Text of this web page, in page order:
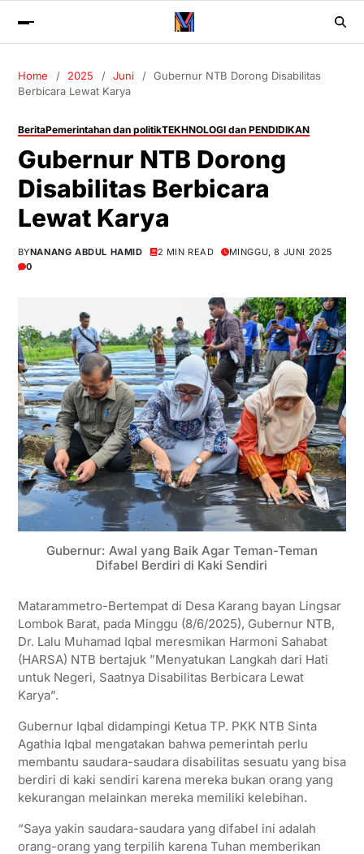
Home 2025 Juni
Gubernur NTB Dorong Disabilitas
Berbicara Lewat Karya
BeritaPemerintahan dan politikTEKHNOLOGI dan PENDIDIKAN
Gubernur NTB Dorong
Disabilitas Berbicara
Lewat Karya
BYNANANG ABDUL HAMID 2 MIN READ
MINGGU, 8 JUNI 2025
0
Gubernur: Awal yang Baik Agar Teman-Teman
Difabel Berdiri di Kaki Sendiri
Matarammetro-Bertempat di Desa Karang bayan Lingsar
Lombok Barat, pada Minggu (8/6/2025), Gubernur NTB,
Dr. Lalu Muhamad Iqbal meresmikan Harmoni Sahabat
(HARSA) NTB bertajuk ”Menyatukan Langkah dari Hati
untuk Negeri, Saatnya Disabilitas Berbicara Lewat
Karya”.
Gubernur Iqbal didampingi Ketua TP. PKK NTB Sinta
Agathia Iqbal mengatakan bahwa pemerintah perlu
membantu saudara-saudara disabilitas sesuatu yang bisa
berdiri di kaki sendiri karena mereka bukan orang yang
kekurangan melainkan mereka memiliki kelebihan.
“Saya yakin saudara-saudara yang difabel ini adalah
orang-orang yang terpilih karena Tuhan memberikan